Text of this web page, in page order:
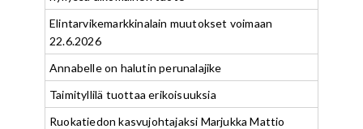
Elintarvikemarkkinalain muutokset voimaan
22.6.2026
Annabelle on halutin perunalajike
Taimityllilä tuottaa erikoisuuksia
Ruokatiedon kasvujohtajaksi Marjukka Mattio